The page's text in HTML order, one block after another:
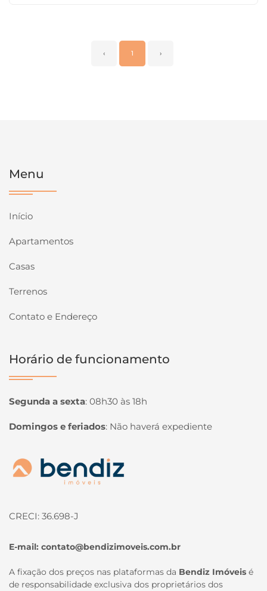
‹ 1 ›
Menu
Início
Apartamentos
Casas
Terrenos
Contato e Endereço
Horário de funcionamento
Segunda a sexta: 08h30 às 18h
Domingos e feriados: Não haverá expediente
Página inicial
CRECI: 36.698-J
E-mail: contato@bendizimoveis.com.br
A fixação dos preços nas plataformas da Bendiz Imóveis é
de responsabilidade exclusiva dos proprietários dos